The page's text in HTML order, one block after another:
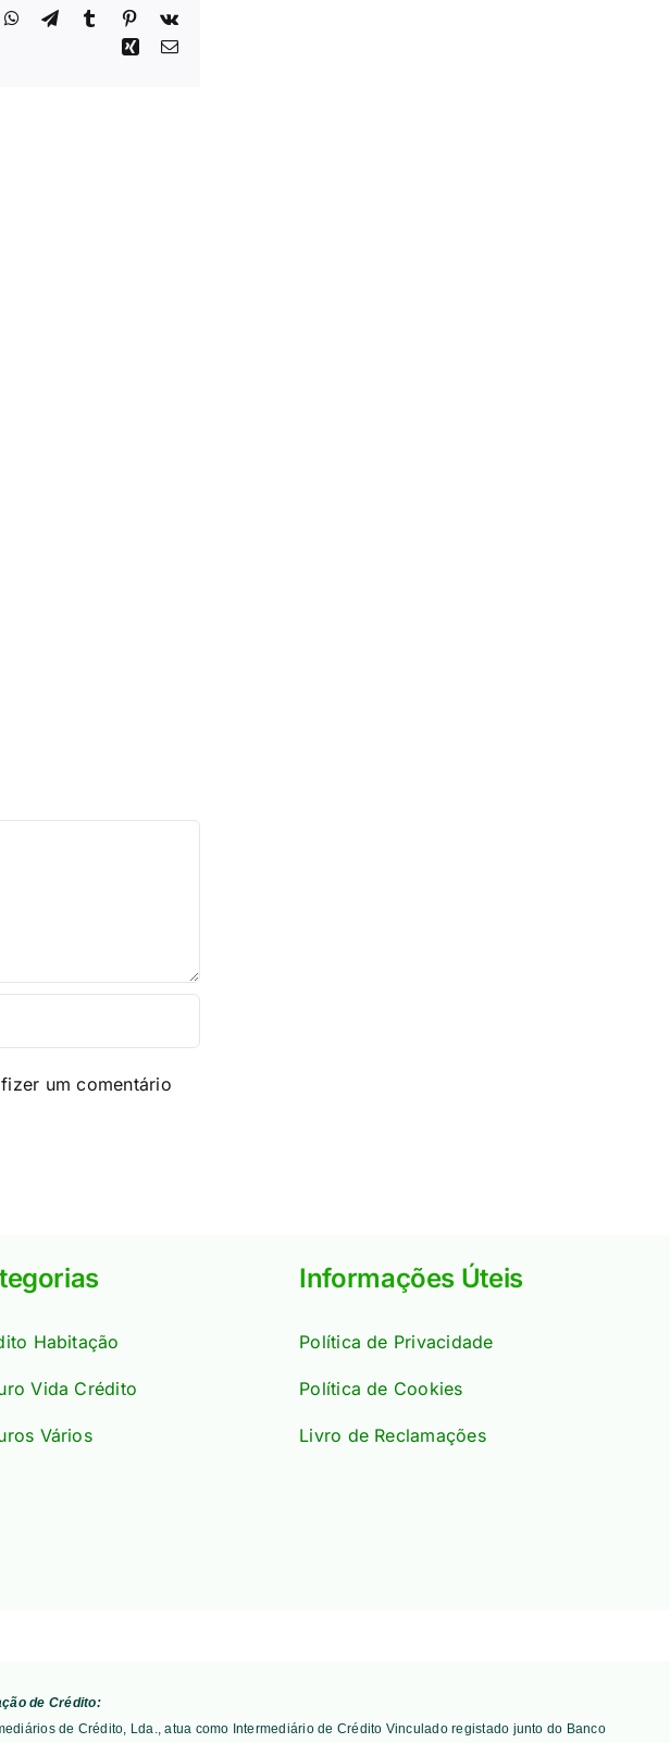
WhatsApp
TelegramTumblrPinterest
Vk
Xing Email
um comentário
Habitação
Vida Crédito
Vários
Informações Úteis
Política de Privacidade
Política de Cookies
Livro de Reclamações
de Crédito:
de Crédito, Lda., atua como Intermediário de Crédito Vinculado registado junto do Banco